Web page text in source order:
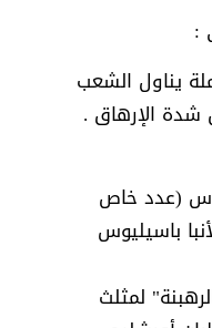
:
يناول الشعب
شدة الإرهاق .
(عدد خاص
باسيليوس
لمثلث